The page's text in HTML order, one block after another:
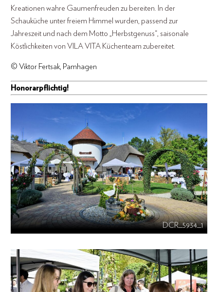
Kreationen wahre Gaumenfreuden zu bereiten. In der
Schauküche unter freiem Himmel wurden, passend zur
Jahreszeit und nach dem Motto „Herbstgenuss“, saisonale
Köstlichkeiten von VILA VITA Küchenteam zubereitet.
© Viktor Fertsak, Pamhagen
Honorarpflichtig!
DCR_5934_1